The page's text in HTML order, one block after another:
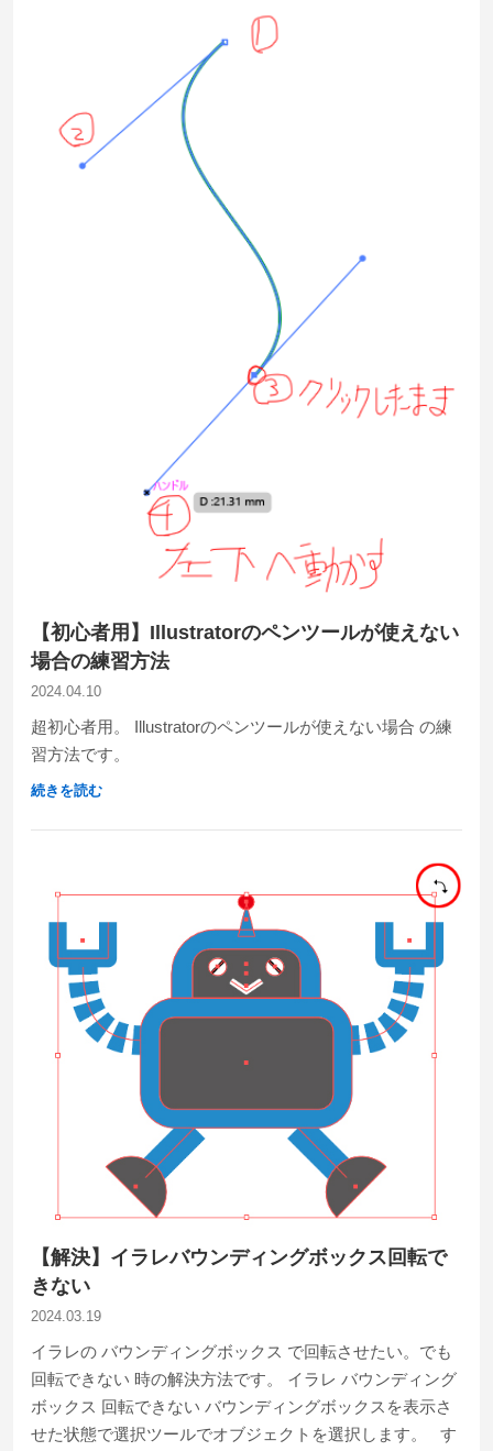
【初心者用】Illustratorのペンツールが使えない
場合の練習方法
2024.04.10
超初心者用。 Illustratorのペンツールが使えない場合 の練
習方法です。
続きを読む
【解決】イラレバウンディングボックス回転で
きない
2024.03.19
イラレの バウンディングボックス で回転させたい。でも
回転できない 時の解決方法です。 イラレ バウンディング
ボックス 回転できない バウンディングボックスを表示さ
せた状態で選択ツールでオブジェクトを選択します。 す